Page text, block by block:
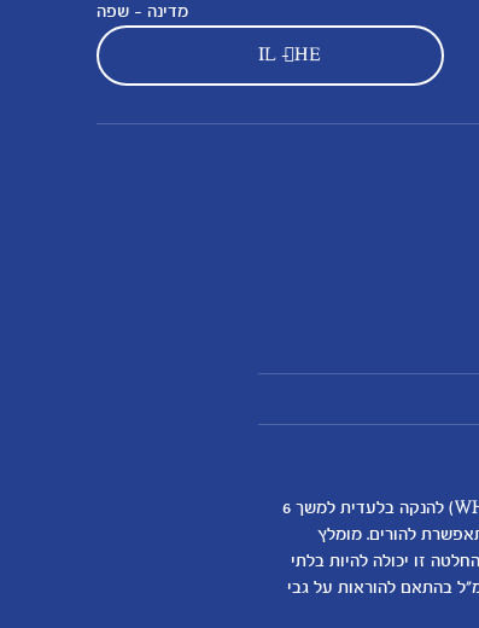
מדינה - שפה
IL - HE
אנחנו מאמינים שהנקה היא ההתחלה התזונתית הטובה ביותר לתינוקות ותומכים באופן מלא בהמלצת ארגון הבריאות העולמי (הWHO) להנקה בלעדית למשך 6
להורים. מומלץ
זו יכולה להיות בלתי
בהתאם להוראות על גבי